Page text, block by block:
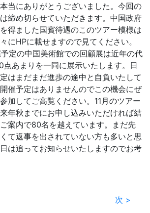
当にありがとうございました。今回の
締め切らせていただきます。中国政府
得ました国賓待遇のこのツアー模様は
にHPに載せますので見てください。
定の中国美術館での回顧展は近年の代
あまりを一同に展示いたします。日
はまだまだ進歩の途中と自負いたして
催予定はありませんのでこの機会にぜ
加してご高覧ください。11月のツアー
年秋までにお申し込みいただければ結
案内で80名を越えています。まだ先
て返事を出されていない方も多いと思
は追ってお知らせいたしますのでお考
次 >